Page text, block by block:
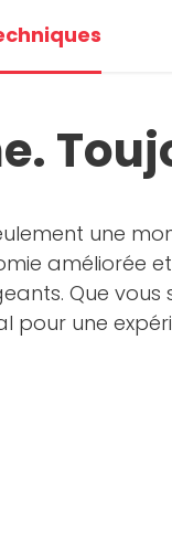
une
améliorée
Que
pour une